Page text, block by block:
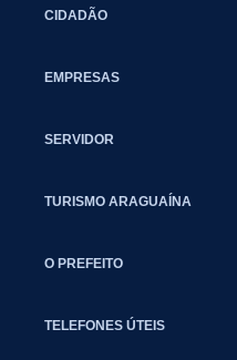
CIDADÃO
EMPRESAS
SERVIDOR
TURISMO ARAGUAÍNA
O PREFEITO
TELEFONES ÚTEIS